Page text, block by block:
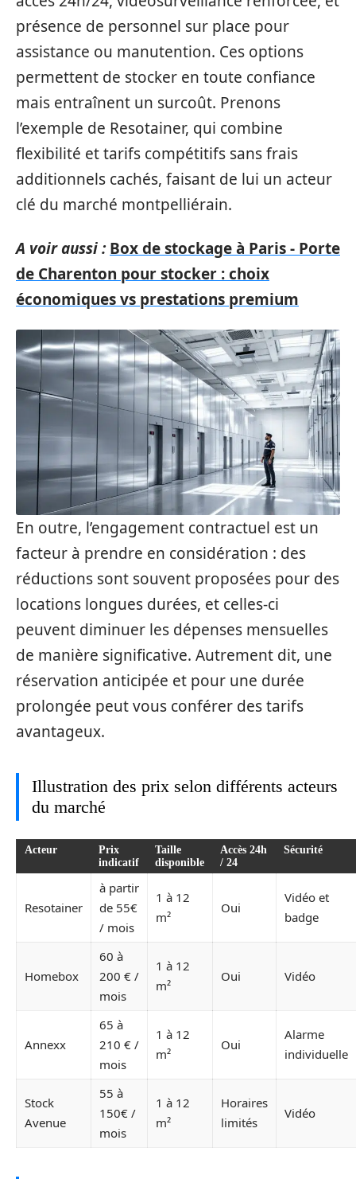
présence de personnel sur place pour
assistance ou manutention. Ces options
permettent de stocker en toute confiance
mais entraînent un surcoût. Prenons
l’exemple de Resotainer, qui combine
flexibilité et tarifs compétitifs sans frais
additionnels cachés, faisant de lui un acteur
clé du marché montpelliérain.
A voir aussi : Box de stockage à Paris - Porte
de Charenton pour stocker : choix
économiques vs prestations premium
En outre, l’engagement contractuel est un
facteur à prendre en considération : des
réductions sont souvent proposées pour des
locations longues durées, et celles-ci
peuvent diminuer les dépenses mensuelles
de manière significative. Autrement dit, une
réservation anticipée et pour une durée
prolongée peut vous conférer des tarifs
avantageux.
Illustration des prix selon différents acteurs
du marché
Acteur
Prix
indicatif
Taille
disponible
Accès 24h
/ 24
Sécurité
Resotainer
à partir
de 55€
/ mois
1 à 12
m²
Oui
Vidéo et
badge
Homebox
60 à
200 € /
mois
1 à 12
m²
Oui Vidéo
Annexx
65 à
210 € /
mois
1 à 12
m²
Oui
Alarme
individuelle
Stock
Avenue
55 à
150€ /
mois
1 à 12
m²
Horaires
limités
Vidéo